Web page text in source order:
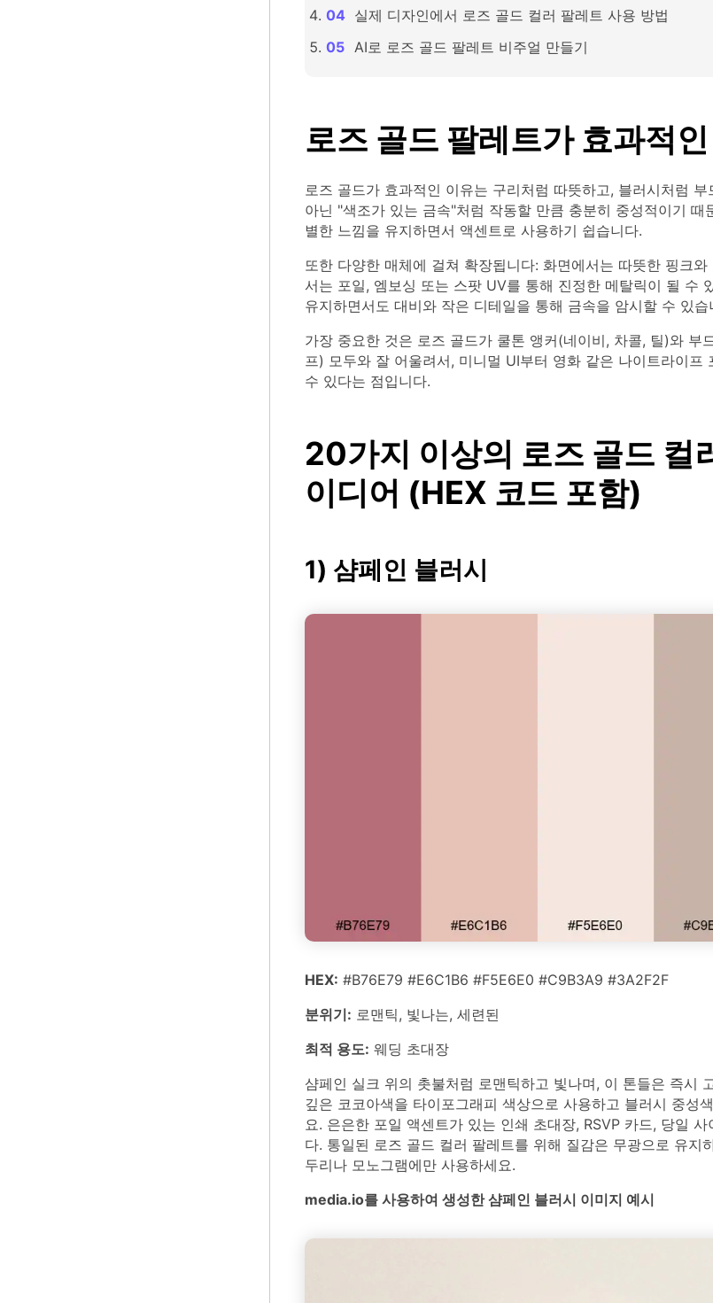
실제 디자인에서 로즈 골드 컬러 팔레트 사용 방법
AI로 로즈 골드 팔레트 비주얼 만들기
로즈 골드 팔레트가 효과적
로즈 골드가 효과적인 이유는 구리처럼 따뜻하고, 블러시처럼
아닌 "색조가 있는 금속"처럼 작동할 만큼 충분히 중성적이기 때
별한 느낌을 유지하면서 액센트로 사용하기 쉽습니다.
또한 다양한 매체에 걸쳐 확장됩니다: 화면에서는 따뜻한 핑크
서는 포일, 엠보싱 또는 스팟 UV를 통해 진정한 메탈릭이 될 수
유지하면서도 대비와 작은 디테일을 통해 금속을 암시할 수 있습
가장 중요한 것은 로즈 골드가 쿨톤 앵커(네이비, 차콜, 틸)와 부
프) 모두와 잘 어울려서, 미니멀 UI부터 영화 같은 나이트라이프
수 있다는 점입니다.
20가지 이상의 로즈 골드 컬
이디어 (HEX 코드 포함)
1) 샴페인 블러시
HEX: #B76E79 #E6C1B6 #F5E6E0 #C9B3A9 #3A2F2F
분위기: 로맨틱, 빛나는, 세련된
최적 용도: 웨딩 초대장
샴페인 실크 위의 촛불처럼 로맨틱하고 빛나며, 이 톤들은 즉시
깊은 코코아색을 타이포그래피 색상으로 사용하고 블러시 중성
요. 은은한 포일 액센트가 있는 인쇄 초대장, RSVP 카드, 당일
다. 통일된 로즈 골드 컬러 팔레트를 위해 질감은 무광으로 유지
두리나 모노그램에만 사용하세요.
media.io를 사용하여 생성한 샴페인 블러시 이미지 예시